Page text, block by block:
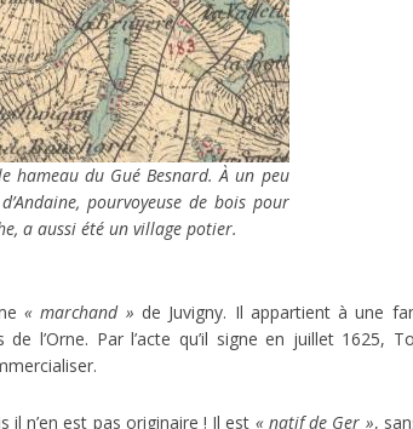
hameau du Gué Besnard. À un peu
pourvoyeuse de bois pour
a aussi été un village potier.
« marchand » de Juvigny. Il appartient à une
l’Orne. Par l’acte qu’il signe en juillet 1625,
il n’en est pas originaire ! Il est « natif de Ger »,